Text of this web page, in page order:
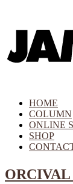
HOME
COLUMN
ONLINE
SHOP